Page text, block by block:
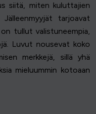
siitä, miten kuluttajien
tarjoavat
tullut valistuneempia,
Luvut nousevat koko
merkkejä, sillä yhä
mieluummin kotoaan